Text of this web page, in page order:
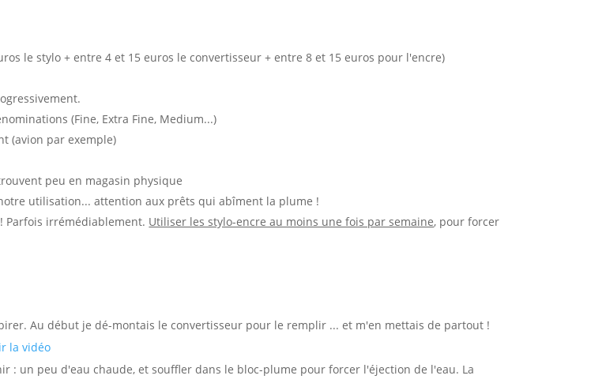
le stylo + entre 4 et 15 euros le convertisseur + entre 8 et 15 euros pour l'encre)
(Fine, Extra Fine, Medium...)
(avion par exemple)
peu en magasin physique
utilisation... attention aux prêts qui abîment la plume !
Parfois irrémédiablement. Utiliser les stylo-encre au moins une fois par semaine, pour forcer
Au début je dé-montais le convertisseur pour le remplir ... et m'en mettais de partout !
la vidéo
un peu d'eau chaude, et souffler dans le bloc-plume pour forcer l'éjection de l'eau. La